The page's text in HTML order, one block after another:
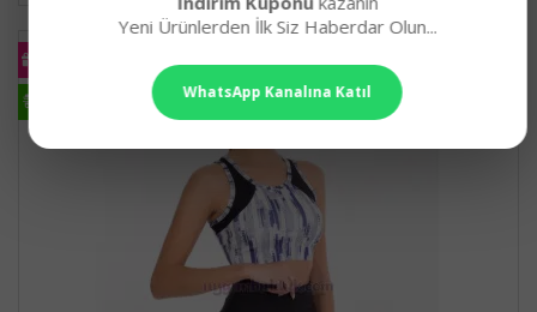
Yeni Ürünlerden İlk Siz Haberdar Olun...
WhatsApp Kanalına Katıl